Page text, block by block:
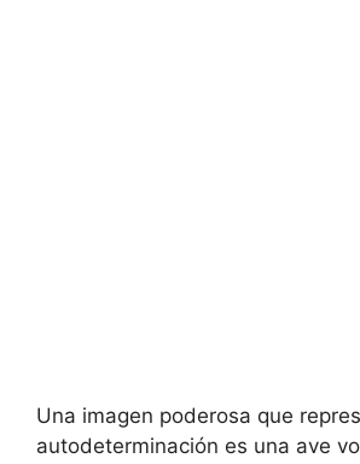
Una imagen poderosa que
autodeterminación es una ave